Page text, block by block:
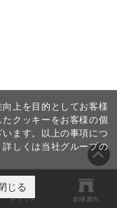
チケット 劇場案内
上を目的としてお客様
クッキーをお客様の個
ます。以上の事項につ
しくは当社グループの
じる